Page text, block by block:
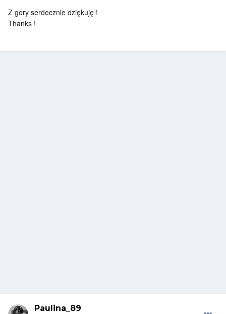
Z góry serdecznie dziękuję !
Thanks !
Paulina_89